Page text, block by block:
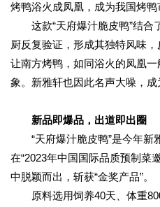
烤鸭浴火成凤凰，成为我国烤鸭
这款“天府爆汁脆皮鸭”结
厨反复验证，形成其独特风味
让南方烤鸭，如同浴火的凤凰
象。新雅轩也因此名声大噪，成
新品即爆品，出道即出圈
“天府爆汁脆皮鸭”是今年
在“2023年中国国际品质预制菜
中脱颖而出，斩获“金奖产品”。
原料选用饲养40天、体重